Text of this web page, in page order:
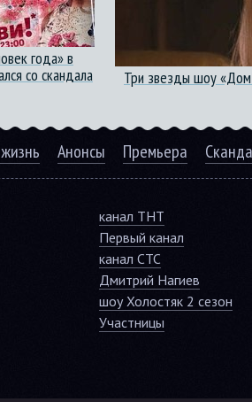
года» в
со скандала
Три звезды шоу
Анонсы Премьера
канал ТНТ
Первый канал
канал СТС
Дмитрий Нагиев
шоу Холостяк 2 сезон
Участницы